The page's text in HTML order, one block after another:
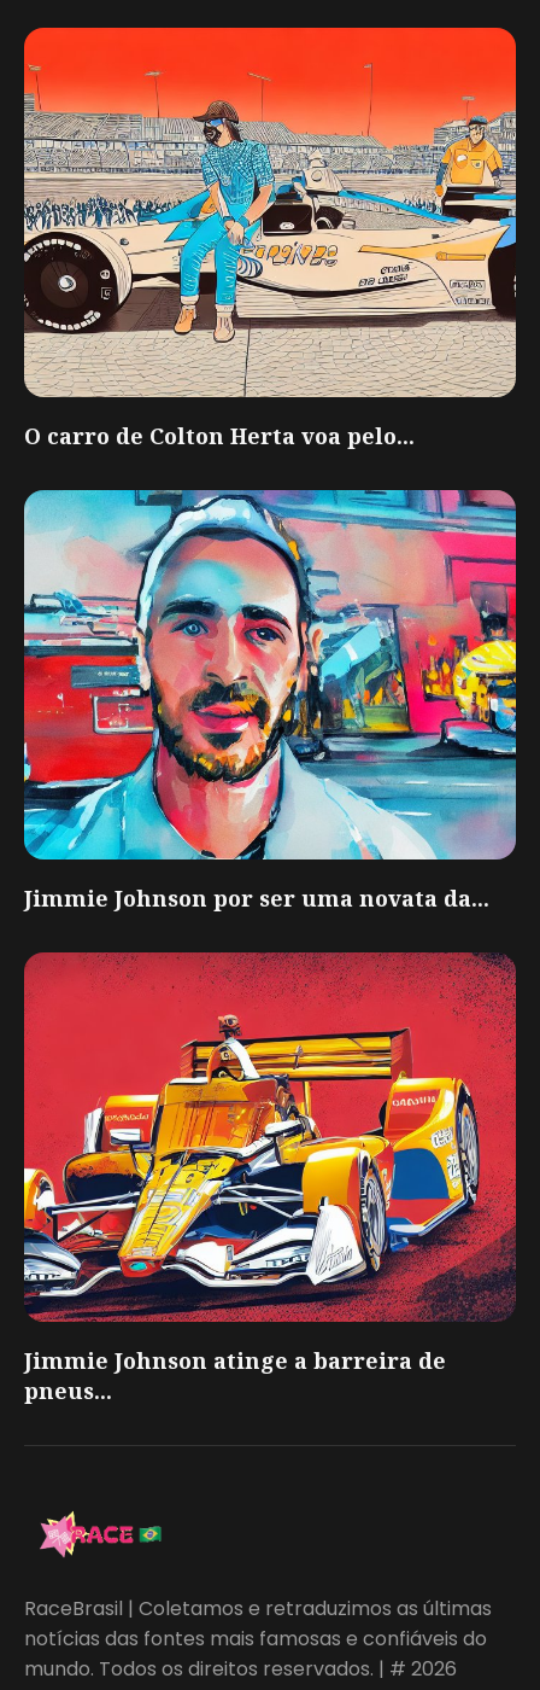
O carro de Colton Herta voa pelo...
Jimmie Johnson por ser uma novata da...
Jimmie Johnson atinge a barreira de
pneus...
RaceBrasil | Coletamos e retraduzimos as últimas
notícias das fontes mais famosas e confiáveis do
mundo. Todos os direitos reservados. | # 2026